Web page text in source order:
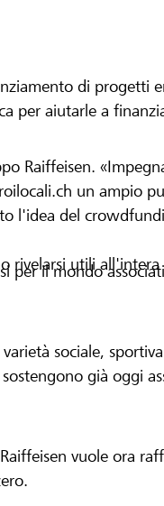
di progetti
per aiutarle a
Raiffeisen.
un ampio
l'idea del
rivelarsi utili
per il mondo
sociale,
già oggi
vuole ora